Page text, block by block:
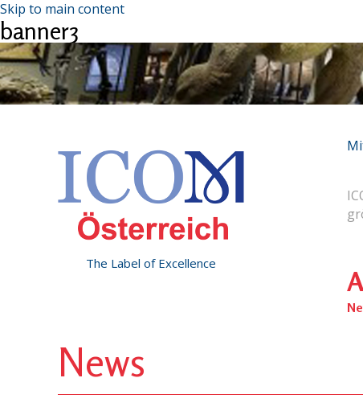
Skip to main content
banner3
The Label of Excellence
News